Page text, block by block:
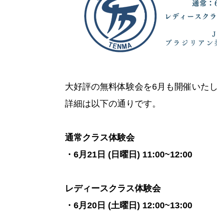
大好評の無料体験会を6月も開催いた
詳細は以下の通りです。
通常クラス体験会
・6月21日 (日曜日) 11:00~12:00
レディースクラス体験会
・6月20日 (土曜日) 12:00~13:00